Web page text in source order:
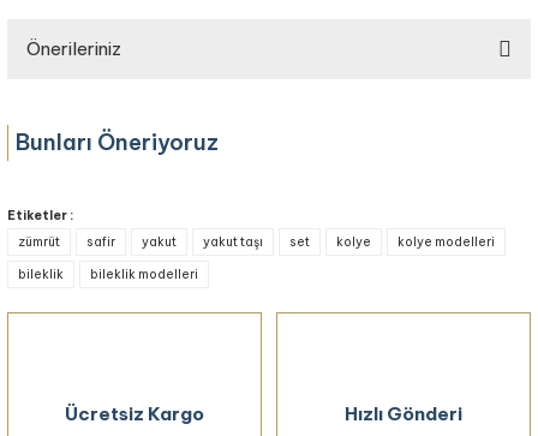
Önerileriniz
yetersiz gördüğünüz noktaları öneri formunu kullanarak tarafımıza
iletebilirsiniz.
Ürün resmi kalitesiz, bozuk veya görüntülenemiyor.
Ürün açıklamasında eksik bilgiler bulunuyor.
Bunları Öneriyoruz
Etiketler :
zümrüt
safir yakut yakut taşı set kolye kolye modelleri
bileklik bileklik modelleri
Ücretsiz Kargo Hızlı Gönderi